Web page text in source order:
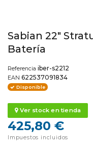
Sabian 22"
Batería
Referencia iber-s2212
EAN 622537091834
Disponible
Ver stock en tienda
425,80 €
Impuestos incluidos